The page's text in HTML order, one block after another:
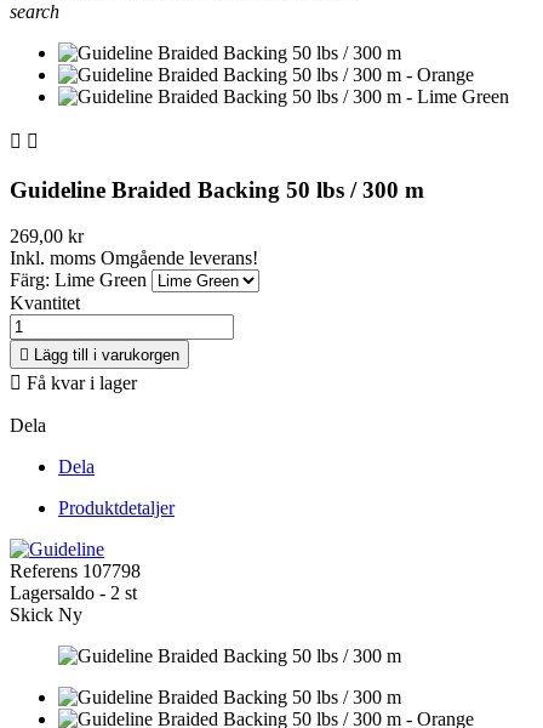
search
 
Guideline Braided Backing 50 lbs / 300 m
269,00 kr
Inkl. moms Omgående leverans!
Färg: Lime Green
Kvantitet
 Lägg till i varukorgen
 Få kvar i lager
Dela
Dela
Produktdetaljer
Referens 107798
Lagersaldo - 2 st
Skick Ny